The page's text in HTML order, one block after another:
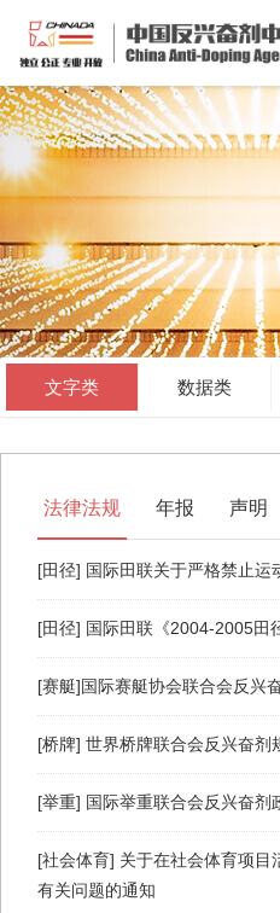
文字类 数据类
法律法规 年报 声明
[田径] 国际田联关于严格禁止运
[田径] 国际田联《2004-2005田
[赛艇]国际赛艇协会联合会反兴
[桥牌] 世界桥牌联合会反兴奋剂
[举重] 国际举重联合会反兴奋剂
[社会体育] 关于在社会体育项
有关问题的通知